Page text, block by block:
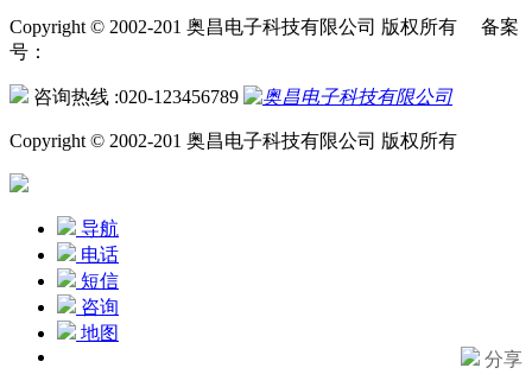
Copyright © 2002-201 奥昌电子科技有限公司 版权所有 备案
号：
咨询热线 :020-123456789
Copyright © 2002-201 奥昌电子科技有限公司 版权所有
导航
电话
短信
咨询
地图
分享